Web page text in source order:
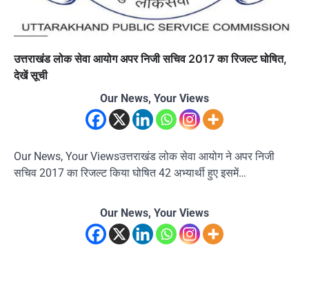
उत्तराखंड लोक सेवा आयोग अपर निजी सचिव 2017 का रिजल्ट घोषित,
देखें सूची
Our News, Your Views
Our News, Your Viewsउत्तराखंड लोक सेवा आयोग ने अपर निजी
सचिव 2017 का रिजल्ट किया घोषित 42 अभ्यार्थी हुए इसमें…
Our News, Your Views